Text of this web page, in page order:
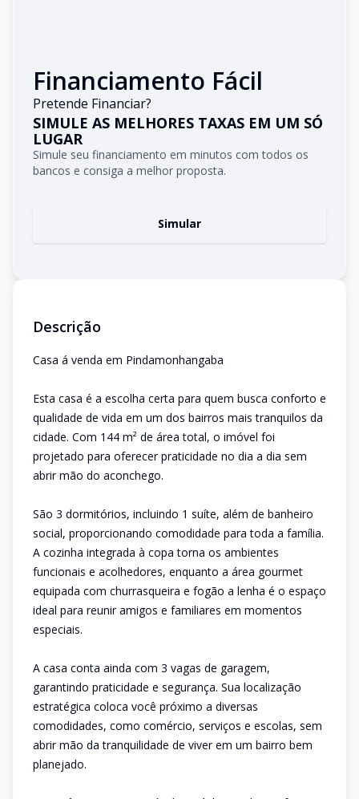
Financiamento Fácil
Pretende Financiar?
SIMULE AS MELHORES TAXAS EM UM SÓ
LUGAR
Simule seu financiamento em minutos com todos os
bancos e consiga a melhor proposta.
Simular
Descrição
Casa á venda em Pindamonhangaba
Esta casa é a escolha certa para quem busca conforto e
qualidade de vida em um dos bairros mais tranquilos da
cidade. Com 144 m² de área total, o imóvel foi
projetado para oferecer praticidade no dia a dia sem
abrir mão do aconchego.
São 3 dormitórios, incluindo 1 suíte, além de banheiro
social, proporcionando comodidade para toda a família.
A cozinha integrada à copa torna os ambientes
funcionais e acolhedores, enquanto a área gourmet
equipada com churrasqueira e fogão a lenha é o espaço
ideal para reunir amigos e familiares em momentos
especiais.
A casa conta ainda com 3 vagas de garagem,
garantindo praticidade e segurança. Sua localização
estratégica coloca você próximo a diversas
comodidades, como comércio, serviços e escolas, sem
abrir mão da tranquilidade de viver em um bairro bem
planejado.